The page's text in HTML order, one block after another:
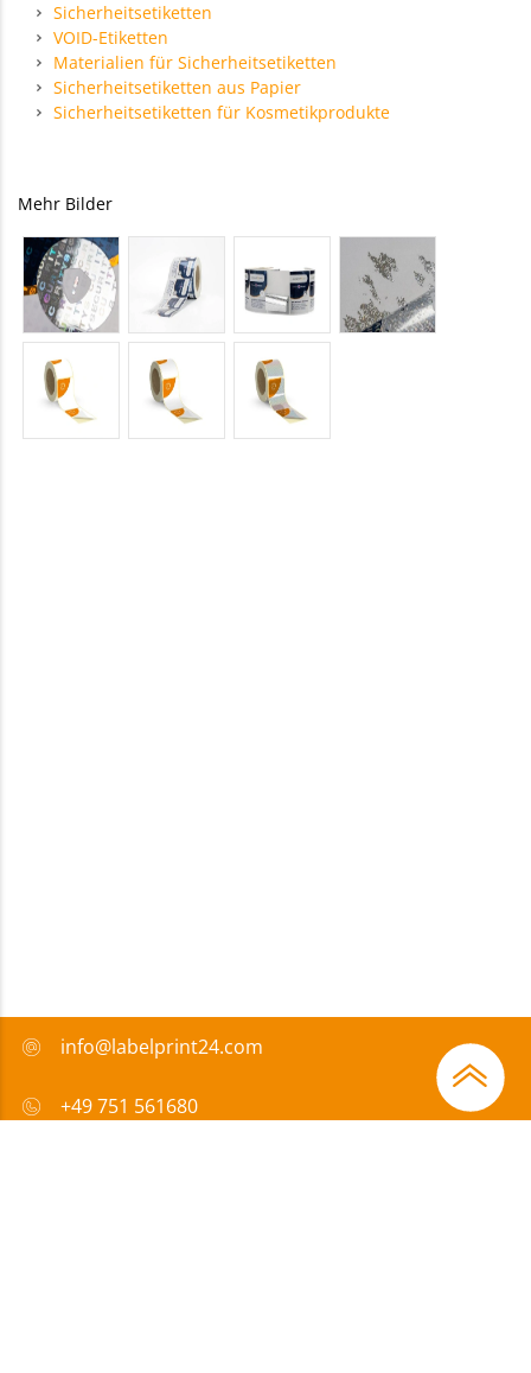
Sicherheitsetiketten
VOID-Etiketten
Materialien für Sicherheitsetiketten
Sicherheitsetiketten aus Papier
Sicherheitsetiketten für Kosmetikprodukte
Mehr Bilder
info@labelprint24.com
+49 751 561680